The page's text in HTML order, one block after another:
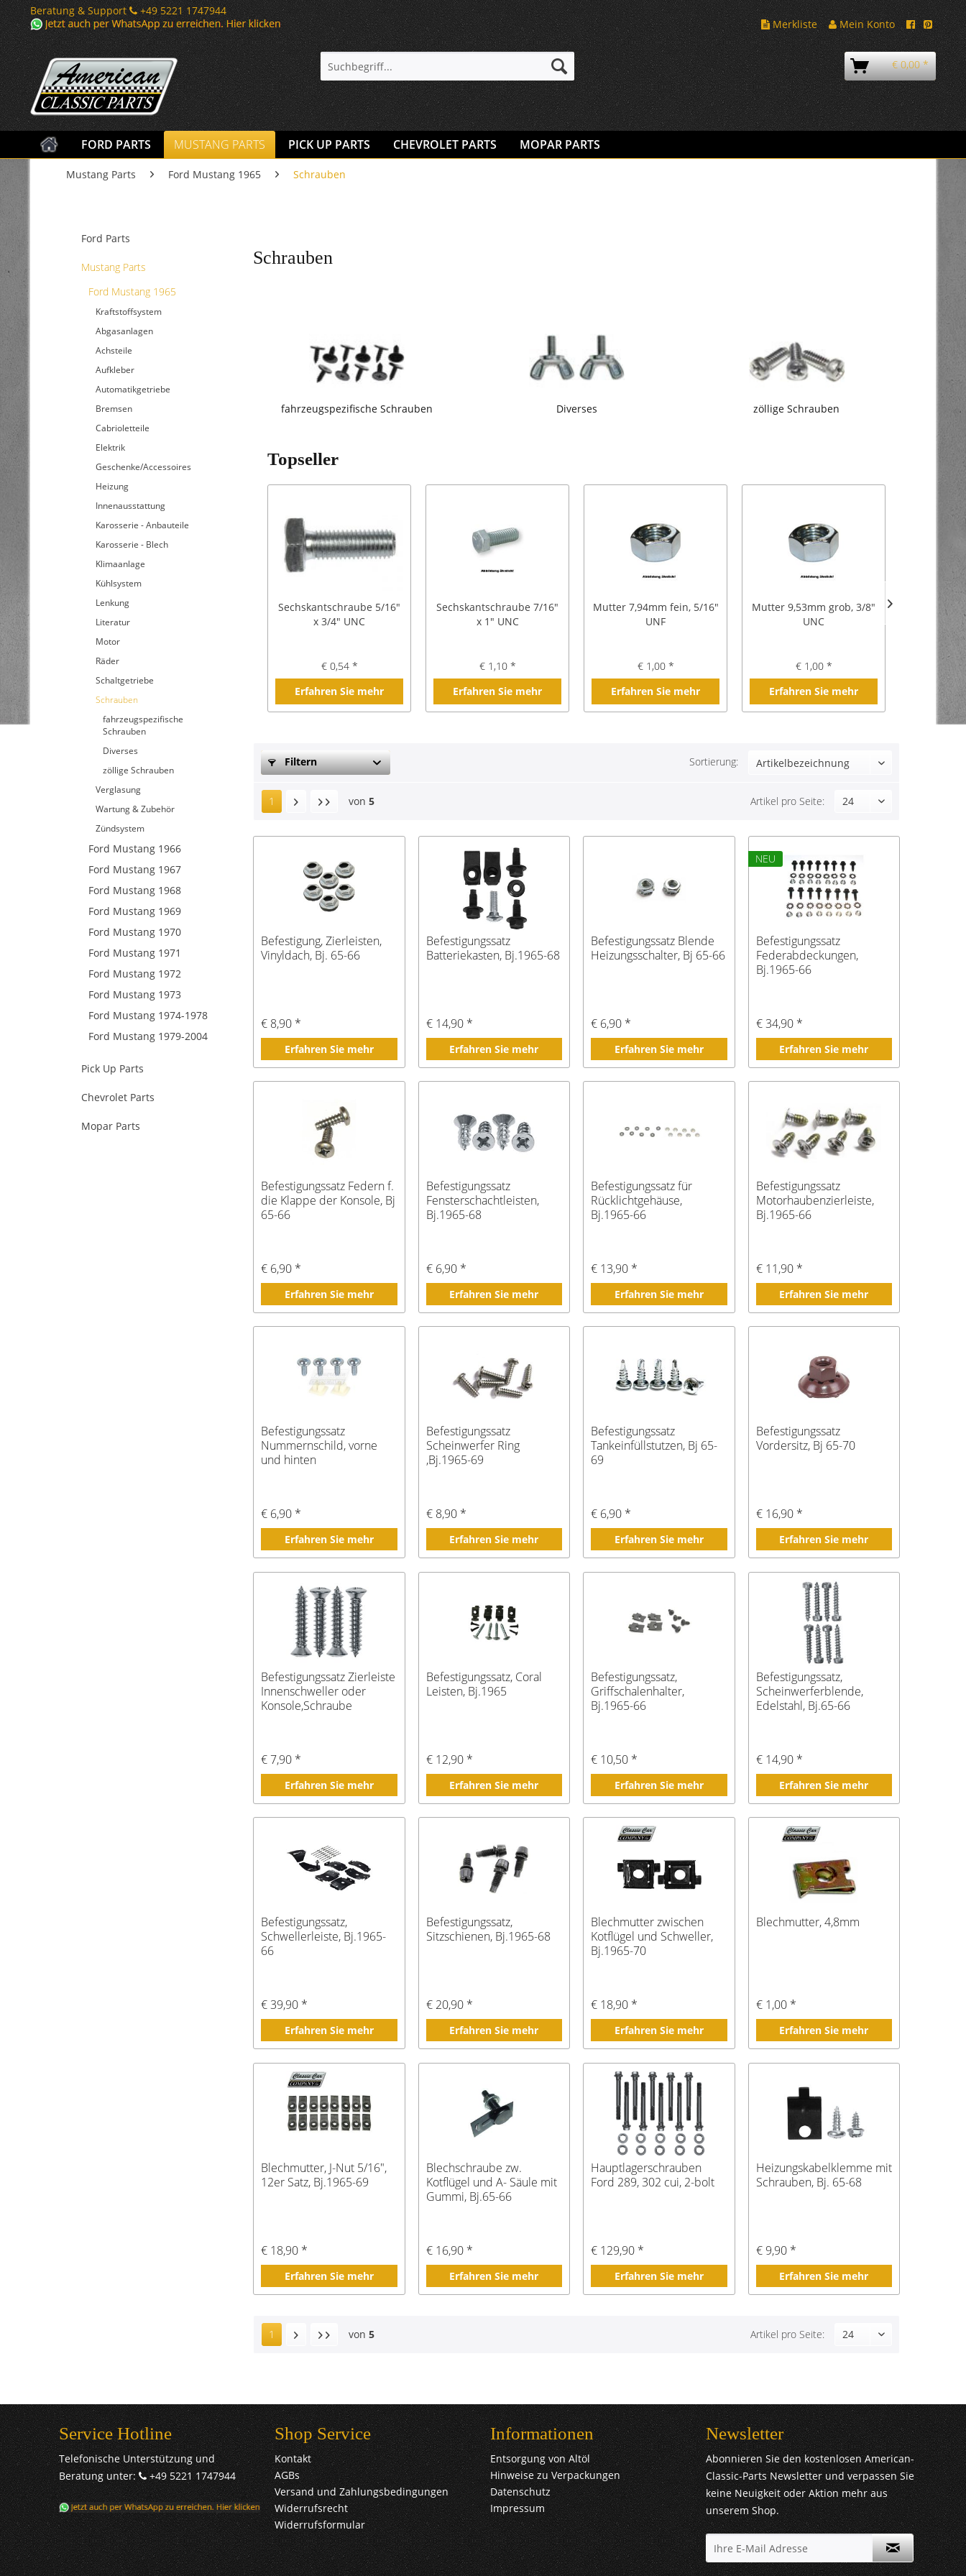
Beratung & Support
+49 5221 1747944
Merkliste
Mein Konto
€ 0,00 *
FORD PARTS MUSTANG PARTS PICK UP PARTS CHEVROLET PARTS MOPAR PARTS
Mustang Parts Ford Mustang 1965 Schrauben
Ford Parts
Mustang Parts
Ford Mustang 1965
Kraftstoffsystem
Abgasanlagen
Achsteile
Aufkleber
Automatikgetriebe
Bremsen
Cabrioletteile
Elektrik
Geschenke/Accessoires
Heizung
Innenausstattung
Karosserie - Anbauteile
Karosserie - Blech
Klimaanlage
Kühlsystem
Lenkung
Literatur
Motor
Räder
Schaltgetriebe
Schrauben
fahrzeugspezifische
Schrauben
Diverses
zöllige Schrauben
Verglasung
Wartung & Zubehör
Zündsystem
Ford Mustang 1966
Ford Mustang 1967
Ford Mustang 1968
Ford Mustang 1969
Ford Mustang 1970
Ford Mustang 1971
Ford Mustang 1972
Ford Mustang 1973
Ford Mustang 1974-1978
Ford Mustang 1979-2004
Pick Up Parts
Chevrolet Parts
Mopar Parts
Schrauben
fahrzeugspezifische Schrauben Diverses zöllige Schrauben
Topseller
Sechskantschraube 5/16"
x 3/4" UNC
€ 0,54 *
Erfahren Sie mehr
Sechskantschraube 7/16"
x 1" UNC
€ 1,10 *
Erfahren Sie mehr
Mutter 7,94mm fein, 5/16"
UNF
€ 1,00 *
Erfahren Sie mehr
Mutter 9,53mm grob, 3/8"
UNC
€ 1,00 *
Erfahren Sie mehr
€
Filtern Sortierung:
1 von 5 Artikel pro Seite:
Befestigung, Zierleisten,
Vinyldach, Bj. 65-66
€ 8,90 *
Erfahren Sie mehr
Befestigungssatz
Batteriekasten, Bj.1965-68
€ 14,90 *
Erfahren Sie mehr
Befestigungssatz Blende
Heizungsschalter, Bj 65-66
€ 6,90 *
Erfahren Sie mehr
NEU
Befestigungssatz
Federabdeckungen,
Bj.1965-66
€ 34,90 *
Erfahren Sie mehr
Befestigungssatz Federn f.
die Klappe der Konsole, Bj
65-66
€ 6,90 *
Erfahren Sie mehr
Befestigungssatz
Fensterschachtleisten,
Bj.1965-68
€ 6,90 *
Erfahren Sie mehr
Befestigungssatz für
Rücklichtgehäuse,
Bj.1965-66
€ 13,90 *
Erfahren Sie mehr
Befestigungssatz
Motorhaubenzierleiste,
Bj.1965-66
€ 11,90 *
Erfahren Sie mehr
Befestigungssatz
Nummernschild, vorne
und hinten
€ 6,90 *
Erfahren Sie mehr
Befestigungssatz
Scheinwerfer Ring
,Bj.1965-69
€ 8,90 *
Erfahren Sie mehr
Befestigungssatz
Tankeinfüllstutzen, Bj 65-
69
€ 6,90 *
Erfahren Sie mehr
Befestigungssatz
Vordersitz, Bj 65-70
€ 16,90 *
Erfahren Sie mehr
Befestigungssatz Zierleiste
Innenschweller oder
Konsole,Schraube
€ 7,90 *
Erfahren Sie mehr
Befestigungssatz, Coral
Leisten, Bj.1965
€ 12,90 *
Erfahren Sie mehr
Befestigungssatz,
Griffschalenhalter,
Bj.1965-66
€ 10,50 *
Erfahren Sie mehr
Befestigungssatz,
Scheinwerferblende,
Edelstahl, Bj.65-66
€ 14,90 *
Erfahren Sie mehr
Befestigungssatz,
Schwellerleiste, Bj.1965-
66
€ 39,90 *
Erfahren Sie mehr
Befestigungssatz,
Sitzschienen, Bj.1965-68
€ 20,90 *
Erfahren Sie mehr
Blechmutter zwischen
Kotflügel und Schweller,
Bj.1965-70
€ 18,90 *
Erfahren Sie mehr
Blechmutter, 4,8mm
€ 1,00 *
Erfahren Sie mehr
Blechmutter, J-Nut 5/16",
12er Satz, Bj.1965-69
€ 18,90 *
Erfahren Sie mehr
Blechschraube zw.
Kotflügel und A- Säule mit
Gummi, Bj.65-66
€ 16,90 *
Erfahren Sie mehr
Hauptlagerschrauben
Ford 289, 302 cui, 2-bolt
€ 129,90 *
Erfahren Sie mehr
Heizungskabelklemme mit
Schrauben, Bj. 65-68
€ 9,90 *
Erfahren Sie mehr
1 von 5 Artikel pro Seite:
Service Hotline
Telefonische Unterstützung und
Beratung unter:
+49 5221 1747944
Shop Service
Kontakt
AGBs
Versand und Zahlungsbedingungen
Widerrufsrecht
Widerrufsformular
Informationen
Entsorgung von Altöl
Hinweise zu Verpackungen
Datenschutz
Impressum
Newsletter
Abonnieren Sie den kostenlosen American-
Classic-Parts Newsletter und verpassen Sie
keine Neuigkeit oder Aktion mehr aus
unserem Shop.